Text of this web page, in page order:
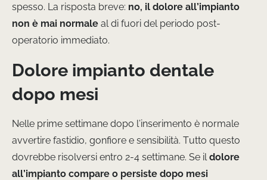
spesso. La risposta breve: no, il dolore all’impianto
non è mai normale al di fuori del periodo post-
operatorio immediato.
Dolore impianto dentale
dopo mesi
Nelle prime settimane dopo l’inserimento è normale
avvertire fastidio, gonfiore e sensibilità. Tutto questo
dovrebbe risolversi entro 2-4 settimane. Se il dolore
all’impianto compare o persiste dopo mesi